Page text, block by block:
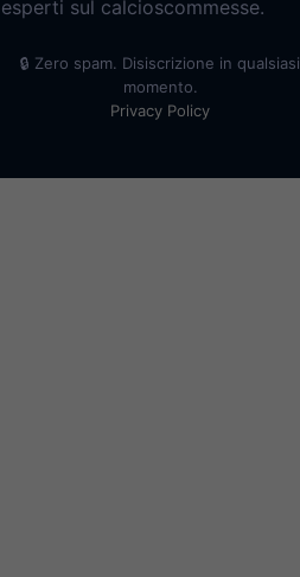
esperti sul calcioscommesse.
🔒 Zero spam. Disiscrizione in qualsiasi
momento.
Privacy Policy